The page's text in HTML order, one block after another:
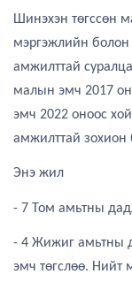
Шинэхэн төгссөн
мэргэжлийн болон
амжилттай
малын эмч 2017
эмч 2022 оноос
амжилттай зохион
Энэ жил
- 7 Том амьтны
- 4 Жижиг амьтны
эмч төгслөө.